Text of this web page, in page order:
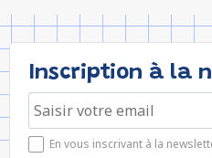
Inscription à la
En vous inscrivant à la